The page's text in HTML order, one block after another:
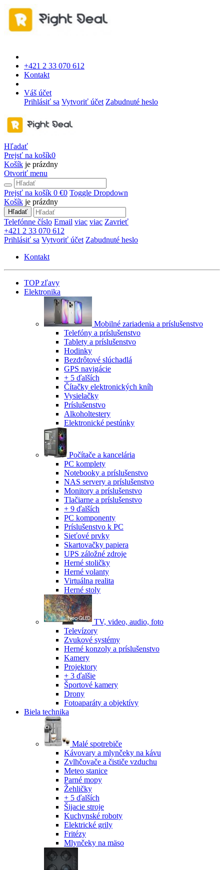
+421 2 33 070 612
Kontakt
Váš účet
Prihlásiť sa Vytvoriť účet Zabudnuté heslo
Hľadať
Prejsť na košík0
Košík je prázdny
Otvoriť menu
Prejsť na košík 0 €0 Toggle Dropdown
Košík je prázdny
Hľadať
Telefónne číslo Email viac viac Zavrieť
+421 2 33 070 612
Prihlásiť sa Vytvoriť účet Zabudnuté heslo
Kontakt
TOP zľavy
Elektronika
Mobilné zariadenia a príslušenstvo
Telefóny a príslušenstvo
Tablety a príslušenstvo
Hodinky
Bezdrôtové slúchadlá
GPS navigácie
+ 5 ďalších
Čítačky elektronických kníh
Vysielačky
Príslušenstvo
Alkoholtestery
Elektronické pestúnky
Počítače a kancelária
PC komplety
Notebooky a príslušenstvo
NAS servery a príslušenstvo
Monitory a príslušenstvo
Tlačiarne a príslušenstvo
+ 9 ďalších
PC komponenty
Príslušenstvo k PC
Sieťové prvky
Skartovačky papiera
UPS záložné zdroje
Herné stoličky
Herné volanty
Virtuálna realita
Herné stoly
TV, video, audio, foto
Televízory
Zvukové systémy
Herné konzoly a príslušenstvo
Kamery
Projektory
+ 3 ďalšie
Športové kamery
Drony
Fotoaparáty a objektívy
Biela technika
Malé spotrebiče
Kávovary a mlynčeky na kávu
Zvlhčovače a čističe vzduchu
Meteo stanice
Parné mopy
Žehličky
+ 5 ďalších
Šijacie stroje
Kuchynské roboty
Elektrické grily
Fritézy
Mlynčeky na mäso